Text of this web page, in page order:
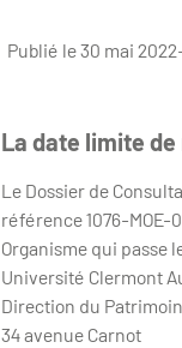
Publié le 30 mai 2022
La date limite
Le Dossier de
référence 1076-MOE-
Organisme qui passe
Université Clermont
Direction du
34 avenue Carnot